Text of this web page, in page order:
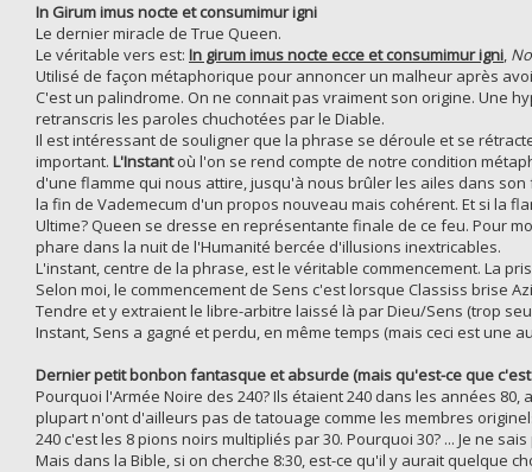
In Girum imus nocte et consumimur igni
Le dernier miracle de True Queen.
Le véritable vers est: In girum imus nocte ecce et consumimur igni,
Utilisé de façon métaphorique pour annoncer un malheur après
C'est un palindrome. On ne connait pas vraiment son origine. Une
retranscris les paroles chuchotées par le Diable.
Il est intéressant de souligner que la phrase se déroule et se
important. L'Instantoù l'on se rend compte de notre condition
d'une flamme qui nous attire, jusqu'à nous brûler les ailes dans
la fin de Vademecum d'un propos nouveau mais cohérent. Et si la
Ultime? Queen se dresse en représentante finale de ce feu. Pour
phare dans la nuit de l'Humanité bercée d'illusions inextricables.
L'instant, centre de la phrase, est le véritable commencement. La
Selon moi, le commencement de Sens c'est lorsque Classiss brise
Tendre et y extraient le libre-arbitre laissé là par Dieu/Sens (trop
Instant, Sens a gagné et perdu, en même temps (mais ceci est une
Dernier petit bonbon fantasque et absurde (mais qu'est-ce que
Pourquoi l'Armée Noire des 240? Ils étaient 240 dans les années
plupart n'ont d'ailleurs pas de tatouage comme les membres
240 c'est les 8 pions noirs multipliés par 30. Pourquoi 30? ... Je ne
Mais dans la Bible, si on cherche 8:30, est-ce qu'il y aurait quelque